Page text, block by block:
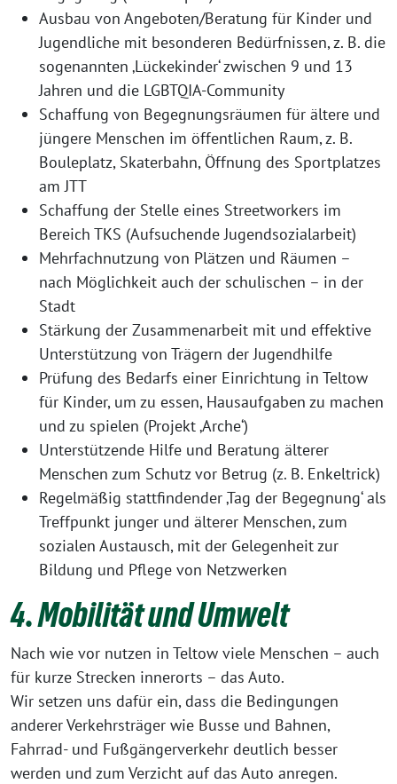
Ausbau von Angeboten/Beratung für Kinder und
Jugendliche mit besonderen Bedürfnissen, z. B. die
sogenannten ‚Lückekinder‘ zwischen 9 und 13
Jahren und die LGBTQIA-Community
Schaffung von Begegnungsräumen für ältere und
jüngere Menschen im öffentlichen Raum, z. B.
Bouleplatz, Skaterbahn, Öffnung des Sportplatzes
am JTT
Schaffung der Stelle eines Streetworkers im
Bereich TKS (Aufsuchende Jugendsozialarbeit)
Mehrfachnutzung von Plätzen und Räumen –
nach Möglichkeit auch der schulischen – in der
Stadt
Stärkung der Zusammenarbeit mit und effektive
Unterstützung von Trägern der Jugendhilfe
Prüfung des Bedarfs einer Einrichtung in Teltow
für Kinder, um zu essen, Hausaufgaben zu machen
und zu spielen (Projekt ‚Arche‘)
Unterstützende Hilfe und Beratung älterer
Menschen zum Schutz vor Betrug (z. B. Enkeltrick)
Regelmäßig stattfindender ‚Tag der Begegnung‘ als
Treffpunkt junger und älterer Menschen, zum
sozialen Austausch, mit der Gelegenheit zur
Bildung und Pflege von Netzwerken
4. Mobilität und Umwelt
Nach wie vor nutzen in Teltow viele Menschen – auch
für kurze Strecken innerorts – das Auto.
Wir setzen uns dafür ein, dass die Bedingungen
anderer Verkehrsträger wie Busse und Bahnen,
Fahrrad- und Fußgängerverkehr deutlich besser
werden und zum Verzicht auf das Auto anregen.